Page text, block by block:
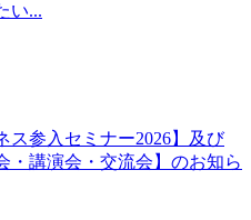
い...
ス参入セミナー2026】及び
・講演会・交流会】のお知ら